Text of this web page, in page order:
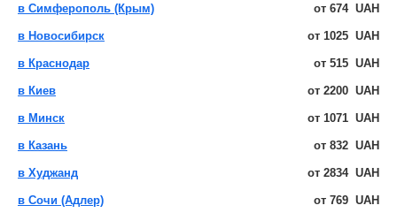
в Симферополь (Крым) от 674 UAH
в Новосибирск от 1025 UAH
в Краснодар от 515 UAH
в Киев от 2200 UAH
в Минск от 1071 UAH
в Казань от 832 UAH
в Худжанд от 2834 UAH
в Сочи (Адлер) от 769 UAH